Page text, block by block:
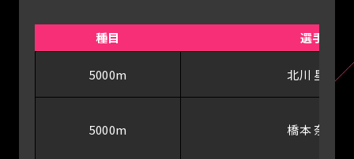
種目 選手
5000m 北川 星瑠
5000m 橋本 奈津